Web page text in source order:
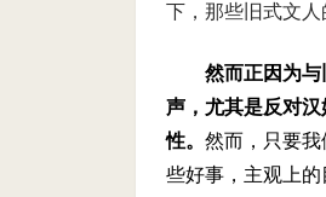
下，那些旧式文人
然而正因为
声，尤其是反对
性。 然而，只要
些好事，主观上的